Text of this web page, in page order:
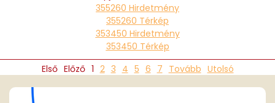
355260 Hirdetmény
355260 Térkép
353450 Hirdetmény
353450 Térkép
Első Előző 1 2 3 4 5 6 7 Tovább Utolsó